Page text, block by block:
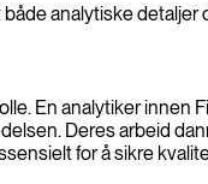
analytiske
En analytiker innen
Deres arbeid
for å sikre